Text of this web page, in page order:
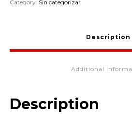
Category: Sin categorizar
Description
Additional
Description